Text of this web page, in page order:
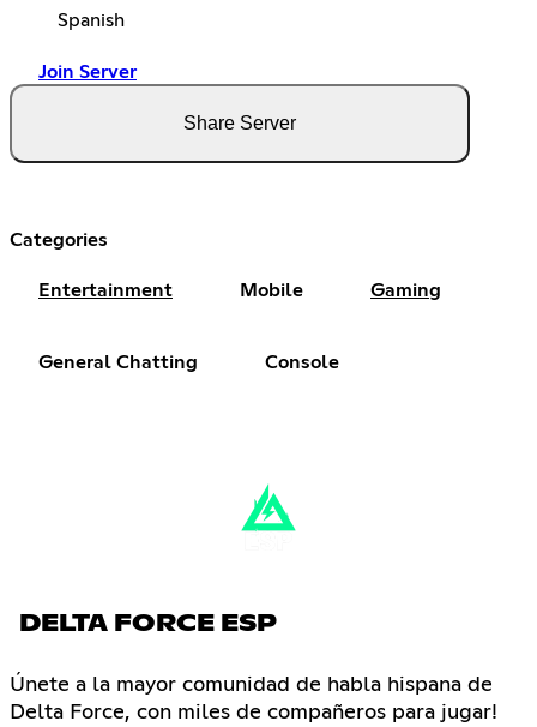
Spanish
Join Server
Share Server
Categories
Entertainment Mobile Gaming
General Chatting Console
DELTA FORCE ESP
Únete a la mayor comunidad de habla hispana de
Delta Force, con miles de compañeros para jugar!